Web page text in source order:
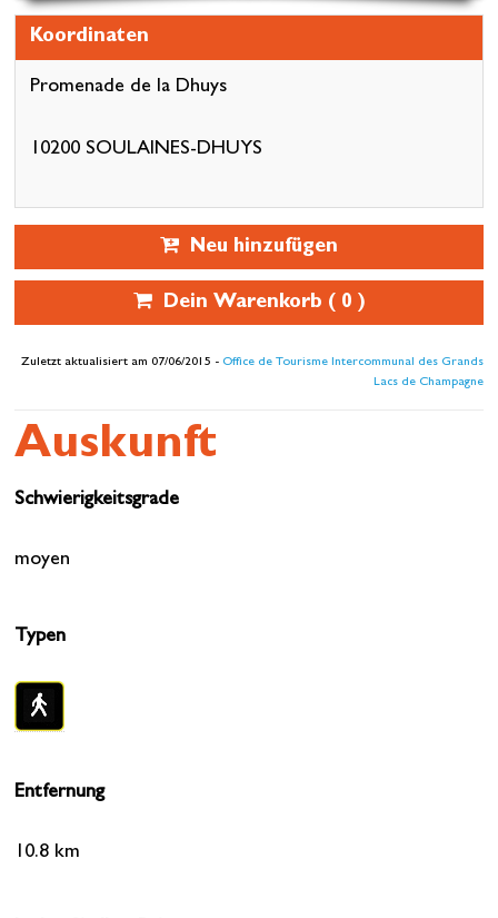
Koordinaten
Promenade de la Dhuys
10200 SOULAINES-DHUYS
Neu hinzufügen
Dein Warenkorb ( 0 )
Zuletzt aktualisiert am 07/06/2015 - Office de Tourisme Intercommunal des Grands
Lacs de Champagne
Auskunft
Schwierigkeitsgrade
moyen
Typen
Entfernung
10.8 km